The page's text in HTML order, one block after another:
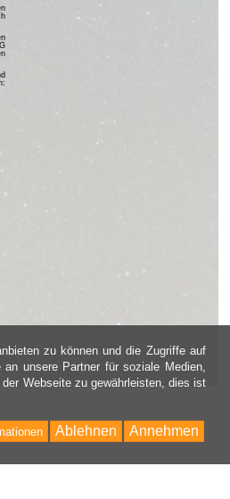
zu können und die Zugriffe auf
unsere Partner für soziale Medien,
Webseite zu gewährleisten, dies ist
Annehmen
Ablehnen